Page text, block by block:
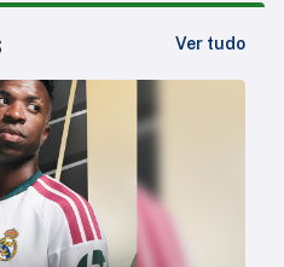
Ver tudo